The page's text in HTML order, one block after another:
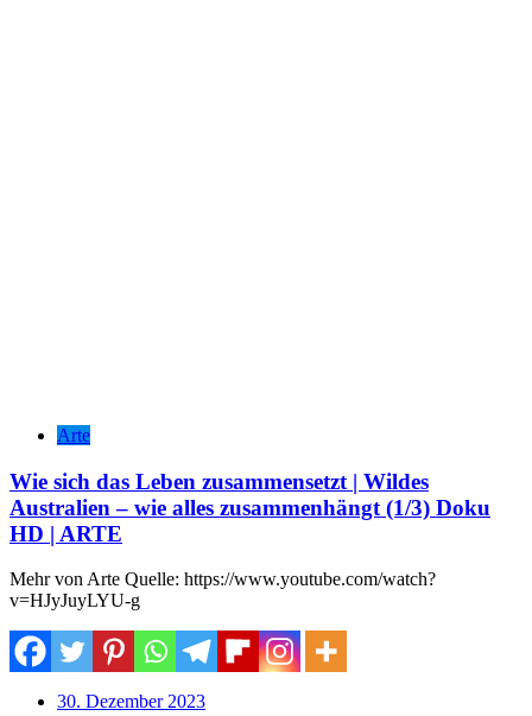
Arte
Wie sich das Leben zusammensetzt | Wildes
Australien – wie alles zusammenhängt (1/3) Doku
HD | ARTE
Mehr von Arte Quelle: https://www.youtube.com/watch?
v=HJyJuyLYU-g
30. Dezember 2023